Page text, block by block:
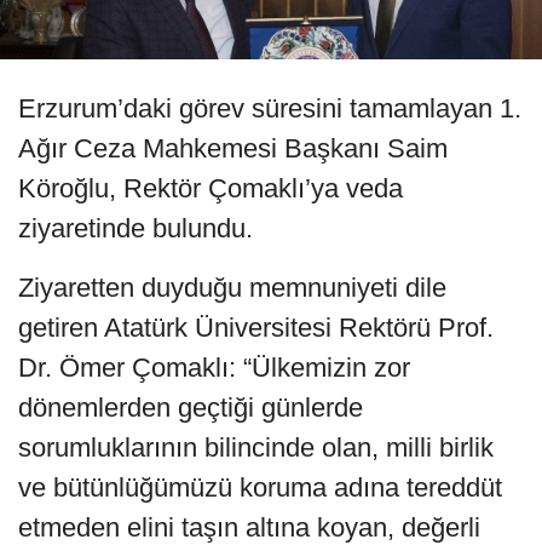
Erzurum’daki görev süresini tamamlayan 1.
Ağır Ceza Mahkemesi Başkanı Saim
Köroğlu, Rektör Çomaklı’ya veda
ziyaretinde bulundu.
Ziyaretten duyduğu memnuniyeti dile
getiren Atatürk Üniversitesi Rektörü Prof.
Dr. Ömer Çomaklı: “Ülkemizin zor
dönemlerden geçtiği günlerde
sorumluklarının bilincinde olan, milli birlik
ve bütünlüğümüzü koruma adına tereddüt
etmeden elini taşın altına koyan, değerli